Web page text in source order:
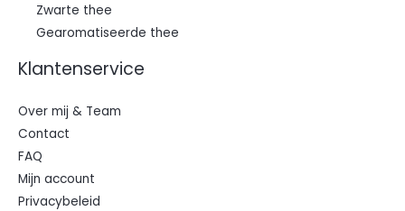
Zwarte thee
Gearomatiseerde thee
Klantenservice
Over mij & Team
Contact
FAQ
Mijn account
Privacybeleid